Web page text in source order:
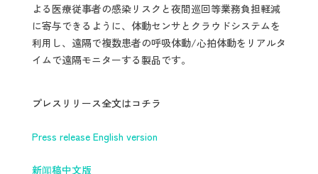
よる医療従事者の感染リスクと夜間巡回等業務負担軽減
に寄与できるように、体動センサとクラウドシステムを
利用し、遠隔で複数患者の呼吸体動/心拍体動をリアルタ
イムで遠隔モニターする製品です。
プレスリリース全文はコチラ
Press release English version
新闻稿中文版